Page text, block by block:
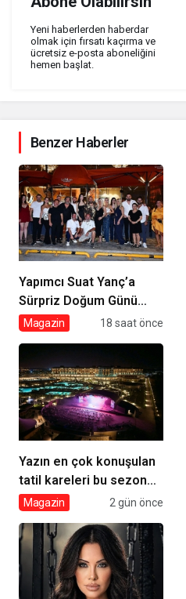
Yeni haberlerden haberdar
olmak için fırsatı kaçırma ve
ücretsiz e-posta aboneliğini
hemen başlat.
Benzer Haberler
Yapımcı Suat Yanç’a
Sürpriz Doğum Günü
Kutlaması!
Magazin 18 saat önce
Yazın en çok konuşulan
tatil kareleri bu sezon
Ethno Belek’ten geldi
Magazin 2 gün önce